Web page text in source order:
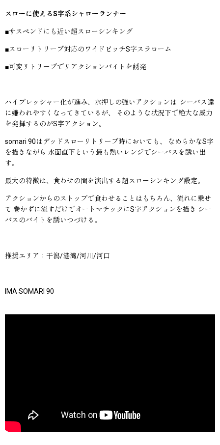
スローに使えるS字系シャローランナー
■サスペンドにも近い超スローシンキング
■スローリトリーブ対応のワイドピッチS字スラローム
■可変リトリーブでリアクションバイトを誘発
ハイプレッシャー化が進み、水押しの強いアクションは シーバス達
に嫌われやすくなってきているが、 そのような状況下で絶大な威力
を発揮するのがS字アクション。
somari 90はデッドスローリトリーブ時においても、 なめらかなS字
を描きながら 水面直下という最も熱いレンジでシーバスを誘い出
す。
最大の特徴は、食わせの間を演出する超スローシンキング設定。
アクションからのストップで食わせることはもちろん、流れに乗せ
て 巻かずに流すだけでオートマチックにS字アクションを描き シー
バスのバイトを誘いつづける。
推奨エリア：干潟/港湾/河川/河口
IMA SOMARI 90